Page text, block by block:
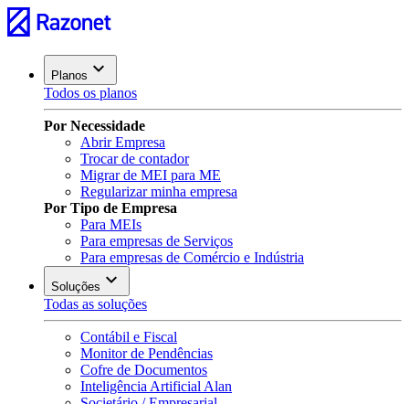
Planos
Todos os planos
Por Necessidade
Abrir Empresa
Trocar de contador
Migrar de MEI para ME
Regularizar minha empresa
Por Tipo de Empresa
Para MEIs
Para empresas de Serviços
Para empresas de Comércio e Indústria
Soluções
Todas as soluções
Contábil e Fiscal
Monitor de Pendências
Cofre de Documentos
Inteligência Artificial Alan